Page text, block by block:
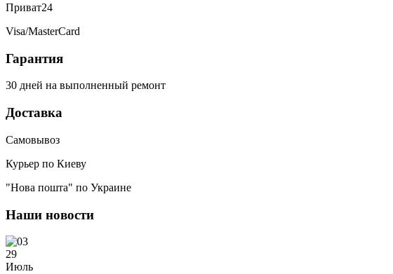
Приват24
Visa/MasterCard
Гарантия
30 дней на выполненный ремонт
Доставка
Самовывоз
Курьер по Киеву
"Нова пошта" по Украине
Наши новости
29
Июль